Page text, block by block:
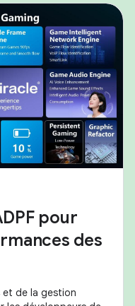
pour
des
de la gestion